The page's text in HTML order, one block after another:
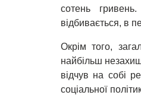
сотень
відбивається, в
Окрім того,
найбільш
відчув на собі
соціальної